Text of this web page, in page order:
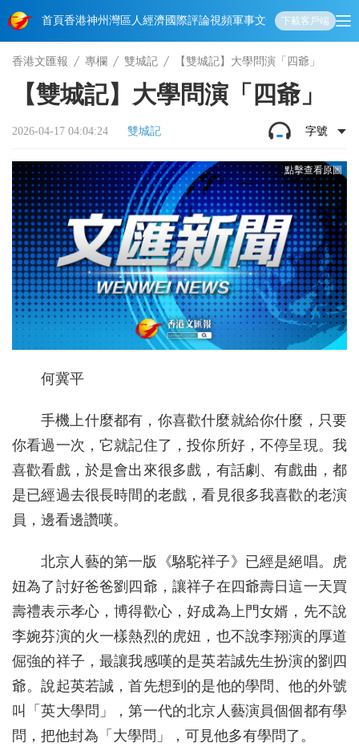
首頁香港神州 灣區人經濟國際評論視頻軍事文化 娛樂生活教育體
下載客戶端
香港文匯報 專欄 雙城記 【雙城記】大學問演「四爺」
【雙城記】大學問演「四爺」
2026-04-17 04:04:24 雙城記 字號
何冀平
手機上什麼都有，你喜歡什麼就給你什麼，只要
你看過一次，它就記住了，投你所好，不停呈現。我
喜歡看戲，於是會出來很多戲，有話劇、有戲曲，都
是已經過去很長時間的老戲，看見很多我喜歡的老演
員，邊看邊讚嘆。
北京人藝的第一版《駱駝祥子》已經是絕唱。虎
妞為了討好爸爸劉四爺，讓祥子在四爺壽日這一天買
壽禮表示孝心，博得歡心，好成為上門女婿，先不說
李婉芬演的火一樣熱烈的虎妞，也不說李翔演的厚道
倔強的祥子，最讓我感嘆的是英若誠先生扮演的劉四
爺。說起英若誠，首先想到的是他的學問、他的外號
叫「英大學問」，第一代的北京人藝演員個個都有學
問，把他封為「大學問」，可見他多有學問了。